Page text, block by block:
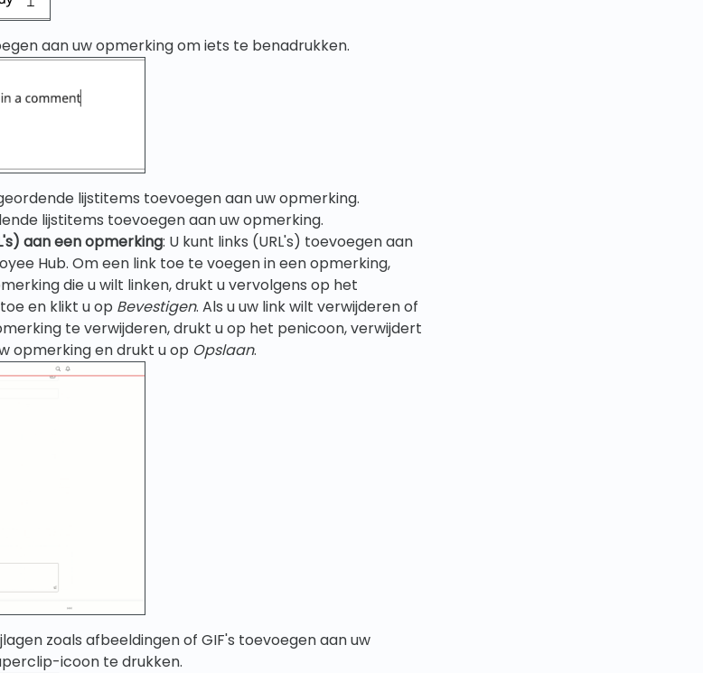
aan uw opmerking om iets te benadrukken.
lijstitems toevoegen aan uw opmerking.
lijstitems toevoegen aan uw opmerking.
aan een opmerking: U kunt links (URL's) toevoegen aan
Hub. Om een link toe te voegen in een opmerking,
die u wilt linken, drukt u vervolgens op het
en klikt u op Bevestigen. Als u uw link wilt verwijderen of
te verwijderen, drukt u op het penicoon, verwijdert
opmerking en drukt u op Opslaan.
zoals afbeeldingen of GIF's toevoegen aan uw
icoon te drukken.